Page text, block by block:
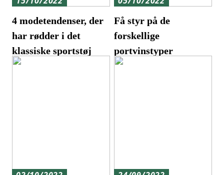
4 modetendenser, der
har rødder i det
klassiske sportstøj
Få styr på de
forskellige
portvinstyper